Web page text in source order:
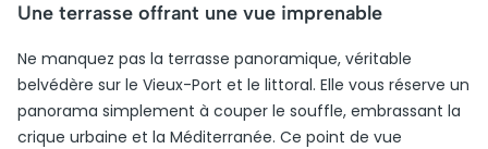
Une terrasse offrant une vue imprenable
Ne manquez pas la terrasse panoramique, véritable
belvédère sur le Vieux-Port et le littoral. Elle vous réserve un
panorama simplement à couper le souffle, embrassant la
crique urbaine et la Méditerranée. Ce point de vue